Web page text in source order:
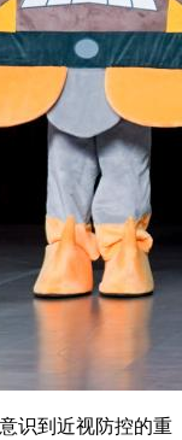
识到近视防控的重